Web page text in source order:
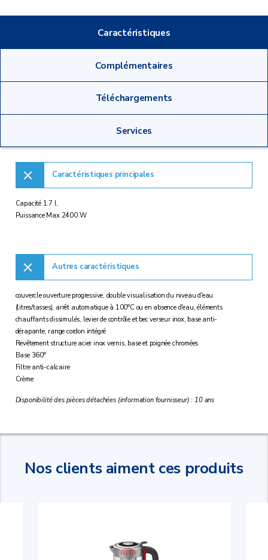
Caractéristiques
Complémentaires
Téléchargements
Services
Caractéristiques principales
Capacité 1.7 l.
Puissance Max 2400 W
Autres caractéristiques
couvercle ouverture progressive, double visualisation du niveau d'eau
(litres/tasses), arrêt automatique à 100°C ou en absence d'eau, éléments
chauffants dissimulés, levier de contrôle et bec verseur inox, base anti-
dérapante, range cordon intégré
Revêtement structure acier inox vernis, base et poignée chromées
Base 360°
Filtre anti-calcaire
Crème
Disponibilité des pièces détachées (information fournisseur) : 10 ans
Nos clients aiment ces produits